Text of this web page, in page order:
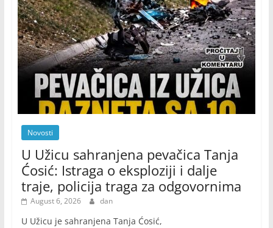
Novosti
U Užicu sahranjena pevačica Tanja
Ćosić: Istraga o eksploziji i dalje
traje, policija traga za odgovornima
August 6, 2026 dan
U Užicu je sahranjena Tanja Ćosić,